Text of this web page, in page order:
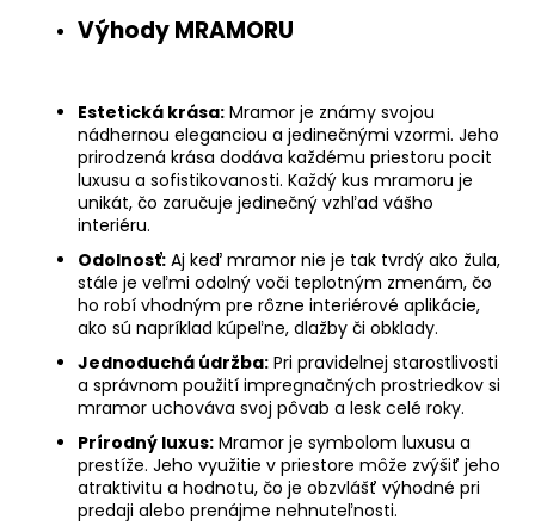
Výhody MRAMORU
Estetická krása: Mramor je známy svojou
nádhernou eleganciou a jedinečnými vzormi. Jeho
prirodzená krása dodáva každému priestoru pocit
luxusu a sofistikovanosti. Každý kus mramoru je
unikát, čo zaručuje jedinečný vzhľad vášho
interiéru.
Odolnosť: Aj keď mramor nie je tak tvrdý ako žula,
stále je veľmi odolný voči teplotným zmenám, čo
ho robí vhodným pre rôzne interiérové aplikácie,
ako sú napríklad kúpeľne, dlažby či obklady.
Jednoduchá údržba: Pri pravidelnej starostlivosti
a správnom použití impregnačných prostriedkov si
mramor uchováva svoj pôvab a lesk celé roky.
Prírodný luxus: Mramor je symbolom luxusu a
prestíže. Jeho využitie v priestore môže zvýšiť jeho
atraktivitu a hodnotu, čo je obzvlášť výhodné pri
predaji alebo prenájme nehnuteľnosti.